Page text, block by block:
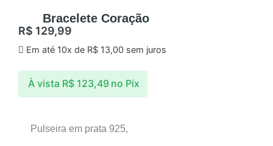
Bracelete Coração
R$ 129,99
Em até 10x de R$13,00sem juros
À vista R$123,49 no Pix
Pulseira em prata 925,